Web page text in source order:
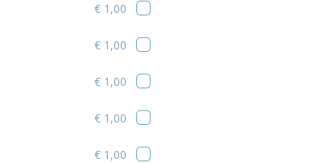
€ 1,00
€ 1,00
€ 1,00
€ 1,00
€ 1,00